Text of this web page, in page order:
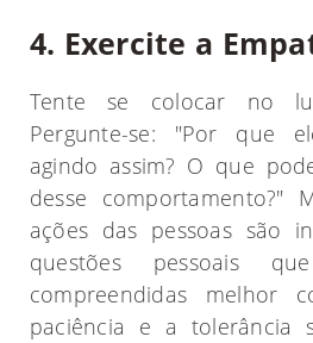
4. Exercite a
Tente se colocar no
Pergunte-se: "Por que
agindo assim? O que
desse comportamento?"
ações das pessoas são
questões pessoais
compreendidas melhor
paciência e a tolerância